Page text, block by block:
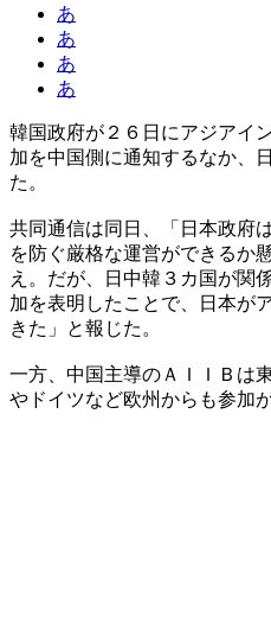
あ
あ
あ
あ
韓国政府が２６日にアジアイ
加を中国側に通知するなか、
た。
共同通信は同日、「日本政府
を防ぐ厳格な運営ができるか
え。だが、日中韓３カ国が関
加を表明したことで、日本が
きた」と報じた。
一方、中国主導のＡＩＩＢは
やドイツなど欧州からも参加